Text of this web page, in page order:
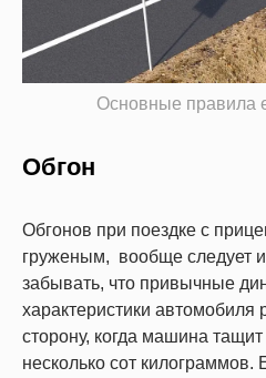
Основные правила
Обгон
Обгонов при поездке с
груженым, вообще следует
забывать, что привычные
характеристики
сторону, когда машина тащит
несколько сот килограммов.